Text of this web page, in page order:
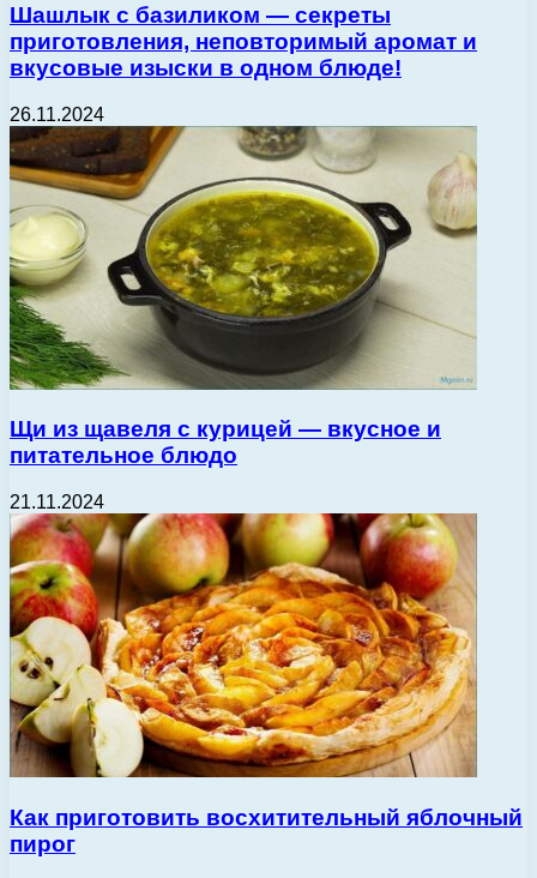
Шашлык с базиликом — секреты
приготовления, неповторимый аромат и
вкусовые изыски в одном блюде!
26.11.2024
Щи из щавеля с курицей — вкусное и
питательное блюдо
21.11.2024
Как приготовить восхитительный яблочный
пирог